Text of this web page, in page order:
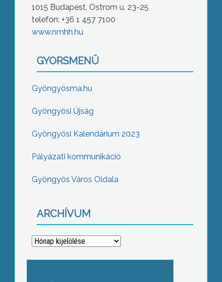
1015 Budapest, Ostrom u. 23-25
telefon: +36 1 457 7100
www.nmhh.hu
GYORSMENÜ
Gyöngyösma.hu
Gyöngyösi Újság
Gyöngyösi Kalendárium 2023
Pályázati kommunikáció
Gyöngyös Város Oldala
ARCHÍVUM
Archívum